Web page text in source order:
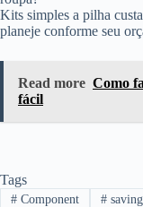
Kits simples a pilha
planeje conforme seu
Read more Como
fácil
Tags
#Component #saving